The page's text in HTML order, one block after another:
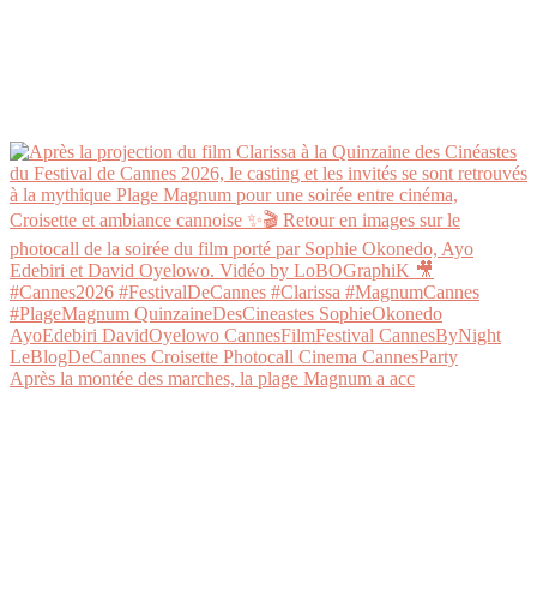
Après la montée des marches, la plage Magnum a acc